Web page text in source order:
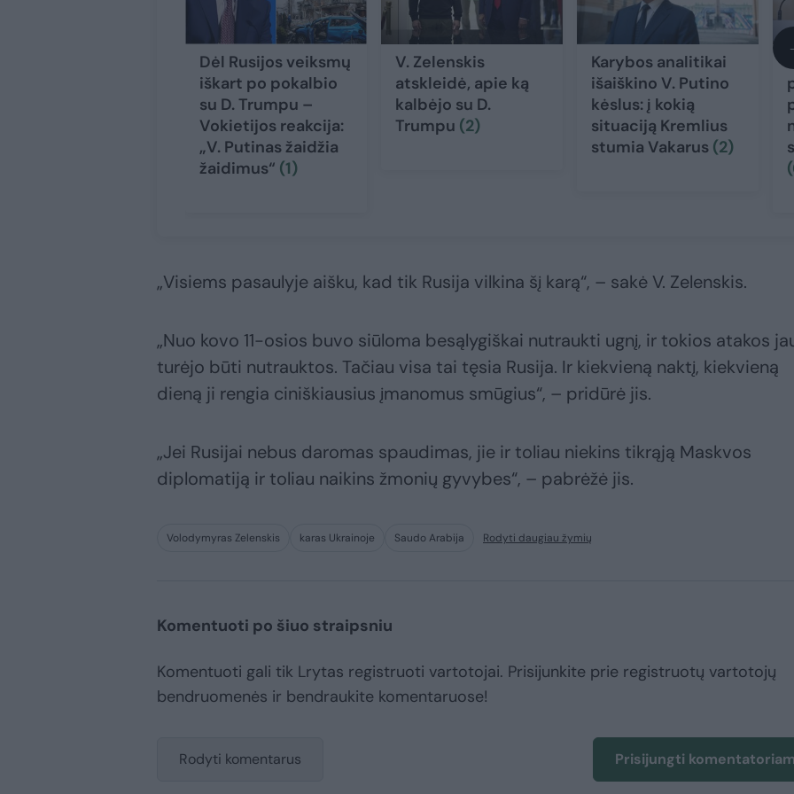
Dėl Rusijos veiksmų
iškart po pokalbio
su D. Trumpu –
Vokietijos reakcija:
„V. Putinas žaidžia
žaidimus“ (1)
V. Zelenskis
atskleidė, apie ką
kalbėjo su D.
Trumpu (2)
Karybos analitikai
išaiškino V. Putino
kėslus: į kokią
situaciją Kremlius
stumia Vakarus (2)
„Visiems pasaulyje aišku, kad tik Rusija vilkina šį karą“, – sakė V. Zelenskis.
„Nuo kovo 11-osios buvo siūloma besąlygiškai nutraukti ugnį, ir tokios atakos
turėjo būti nutrauktos. Tačiau visa tai tęsia Rusija. Ir kiekvieną naktį, kiekvieną
dieną ji rengia ciniškiausius įmanomus smūgius“, – pridūrė jis.
„Jei Rusijai nebus daromas spaudimas, jie ir toliau niekins tikrąją Maskvos
diplomatiją ir toliau naikins žmonių gyvybes“, – pabrėžė jis.
Volodymyras Zelenskis karas Ukrainoje Saudo Arabija Rodyti daugiau žymių
Komentuoti po šiuo straipsniu
Komentuoti gali tik Lrytas registruoti vartotojai. Prisijunkite prie registruotų vartotojų
bendruomenės ir bendraukite komentaruose!
Rodyti komentarus Prisijungti